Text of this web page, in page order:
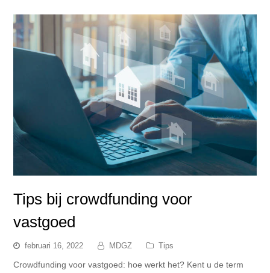
Tips bij crowdfunding voor
vastgoed
februari 16, 2022 MDGZ Tips
Crowdfunding voor vastgoed: hoe werkt het? Kent u de term